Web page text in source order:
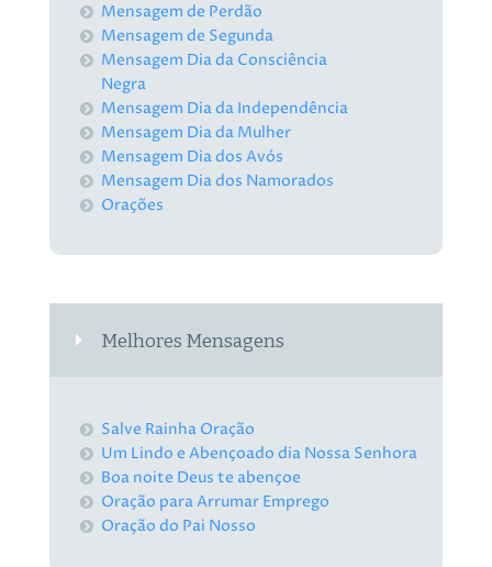
Mensagem de Perdão
Mensagem de Segunda
Mensagem Dia da Consciência
Negra
Mensagem Dia da Independência
Mensagem Dia da Mulher
Mensagem Dia dos Avós
Mensagem Dia dos Namorados
Orações
Melhores Mensagens
Salve Rainha Oração
Um Lindo e Abençoado dia Nossa Senhora
Boa noite Deus te abençoe
Oração para Arrumar Emprego
Oração do Pai Nosso